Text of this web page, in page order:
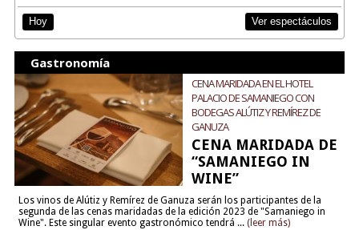
Hoy Ver espectáculos
Gastronomía
CENA MARIDADA EN EL HOTEL
PALACIO DE SAMANIEGO CON
BODEGAS ALÚTIZ Y REMÍREZ DE
GANUZA
CENA MARIDADA DE
“SAMANIEGO IN
WINE”
Los vinos de Alútiz y Remírez de Ganuza serán los participantes de la
segunda de las cenas maridadas de la edición 2023 de "Samaniego in
Wine". Este singular evento gastronómico tendrá ... (leer más)